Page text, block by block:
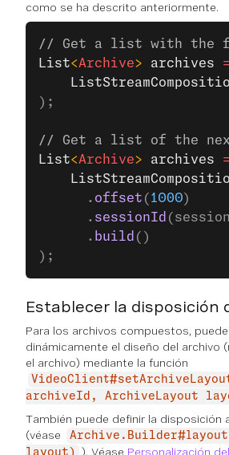
como se ha descrito anteriormente.
// Get a list with the
List<Archive> archives =
);
// Get a list of the
List<Archive> archives =
      .
offset ( 1000)
      .
sessionId
      .
build ()
);
Establecer la disposición
Para los archivos compuestos,
dinámicamente el diseño del archivo
el archivo) mediante la función
archiveId, ArchiveLayout
También puede definir la disposición
(véase
layout)
). Véase Personalización